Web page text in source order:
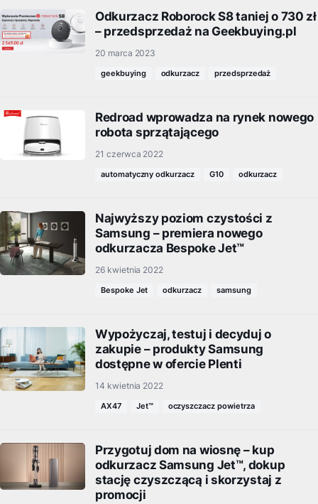
Odkurzacz Roborock S8 taniej o 730 zł
– przedsprzedaż na Geekbuying.pl
20 marca 2023
geekbuying odkurzacz przedsprzedaż
Redroad wprowadza na rynek nowego
robota sprzątającego
21 czerwca 2022
automatyczny odkurzacz G10 odkurzacz
Najwyższy poziom czystości z
Samsung – premiera nowego
odkurzacza Bespoke Jet™
26 kwietnia 2022
Bespoke Jet odkurzacz samsung
Wypożyczaj, testuj i decyduj o
zakupie – produkty Samsung
dostępne w ofercie Plenti
14 kwietnia 2022
AX47 Jet™ oczyszczacz powietrza
Przygotuj dom na wiosnę – kup
odkurzacz Samsung Jet™, dokup
stację czyszczącą i skorzystaj z
promocji